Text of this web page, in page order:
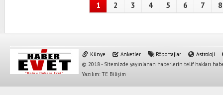
1 2 3 4 5 6 7 8
Künye Anketler Röportajlar
Astroloji
© 2018 - Sitemizde yayınlanan haberlerin telif hakları
Yazılım: TE Bilişim